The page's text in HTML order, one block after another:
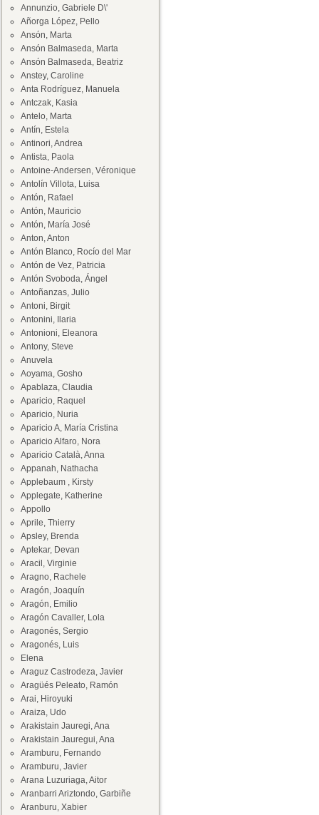
Annunzio, Gabriele D\'
Añorga López, Pello
Ansón, Marta
Ansón Balmaseda, Marta
Ansón Balmaseda, Beatriz
Anstey, Caroline
Anta Rodríguez, Manuela
Antczak, Kasia
Antelo, Marta
Antín, Estela
Antinori, Andrea
Antista, Paola
Antoine-Andersen, Véronique
Antolín Villota, Luisa
Antón, Rafael
Antón, Mauricio
Antón, María José
Anton, Anton
Antón Blanco, Rocío del Mar
Antón de Vez, Patricia
Antón Svoboda, Ángel
Antoñanzas, Julio
Antoni, Birgit
Antonini, Ilaria
Antonioni, Eleanora
Antony, Steve
Anuvela
Aoyama, Gosho
Apablaza, Claudia
Aparicio, Raquel
Aparicio, Nuria
Aparicio A, María Cristina
Aparicio Alfaro, Nora
Aparicio Català, Anna
Appanah, Nathacha
Applebaum , Kirsty
Applegate, Katherine
Appollo
Aprile, Thierry
Apsley, Brenda
Aptekar, Devan
Aracil, Virginie
Aragno, Rachele
Aragón, Joaquín
Aragón, Emilio
Aragón Cavaller, Lola
Aragonés, Sergio
Aragonés, Luis
Elena
Araguz Castrodeza, Javier
Aragüés Peleato, Ramón
Arai, Hiroyuki
Araiza, Udo
Arakistain Jauregi, Ana
Arakistain Jauregui, Ana
Aramburu, Fernando
Aramburu, Javier
Arana Luzuriaga, Aitor
Aranbarri Ariztondo, Garbiñe
Aranburu, Xabier